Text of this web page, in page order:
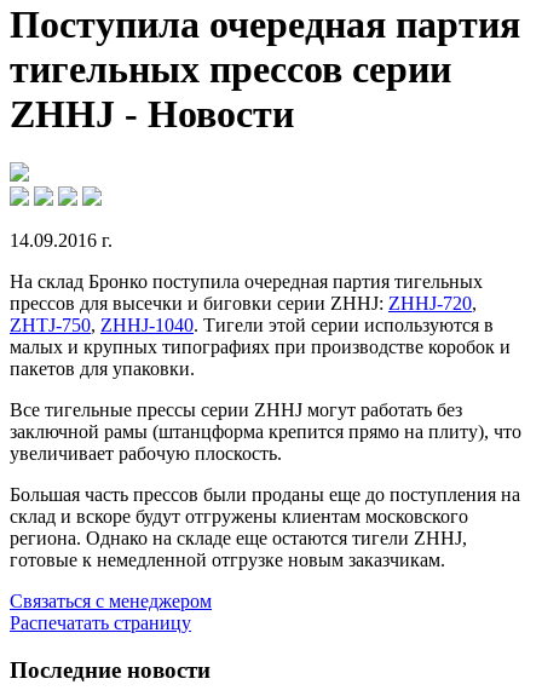
Поступила очередная партия
тигельных прессов серии
ZHHJ - Новости
14.09.2016 г.
На склад Бронко поступила очередная партия тигельных
прессов для высечки и биговки серии ZHHJ: ZHHJ-720,
ZHTJ-750, ZHHJ-1040. Тигели этой серии используются в
малых и крупных типографиях при производстве коробок и
пакетов для упаковки.
Все тигельные прессы серии ZHHJ могут работать без
заключной рамы (штанцформа крепится прямо на плиту), что
увеличивает рабочую плоскость.
Большая часть прессов были проданы еще до поступления на
склад и вскоре будут отгружены клиентам московского
региона. Однако на складе еще остаются тигели ZHHJ,
готовые к немедленной отгрузке новым заказчикам.
Связаться с менеджером
Распечатать страницу
Последние новости